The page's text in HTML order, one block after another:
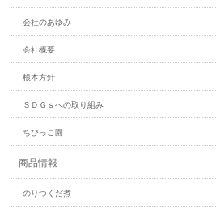
会社のあゆみ
会社概要
根本方針
ＳＤＧｓへの取り組み
ちびっこ園
商品情報
のりつくだ煮